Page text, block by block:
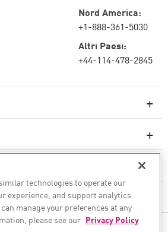
cloud
Nord America:
+1-888-361-5030
Altri Paesi:
+44-114-478-2845
technologies to operate our
experience, and support analytics
manage your preferences at any
please see our Privacy Policy